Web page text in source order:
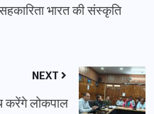
भारत की संस्कृति
NEXT
करेंगे लोकपाल